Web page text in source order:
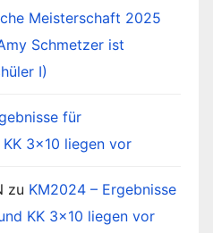
Meisterschaft 2025
Schmetzer ist
I)
für
3×10 liegen vor
zu KM2024 – Ergebnisse
KK 3×10 liegen vor